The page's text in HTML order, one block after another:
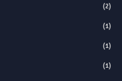
(2)
(1)
(1)
(1)